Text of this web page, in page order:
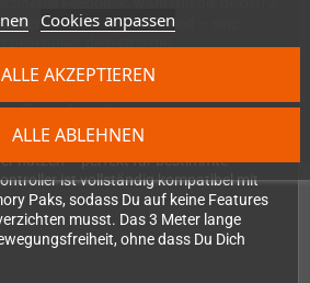
Cookies anpassen
ALLE ABLEHNEN
ALLE AKZEPTIEREN
ausgeführt sind – eine
gegenüber dem Original.
für echte Gamer
Funktion kannst Du schnell
nutzen – perfekt für bestimmte
ist vollständig kompatibel mit
Paks, sodass Du auf keine Features
musst. Das 3 Meter lange
ohne dass Du Dich